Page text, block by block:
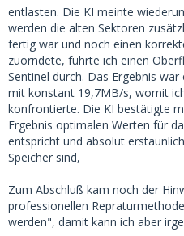
entlasten. Die KI meinte
werden die alten Sektoren
fertig war und noch einen
zuorndete, führte ich einen
Sentinel durch. Das Ergebnis
mit konstant 19,7MB/s, womit
konfrontierte. Die KI bestätigte
Ergebnis optimalen Werten für
entspricht und absolut
Speicher sind,
Zum Abschluß kam noch der
professionellen
werden", damit kann ich aber